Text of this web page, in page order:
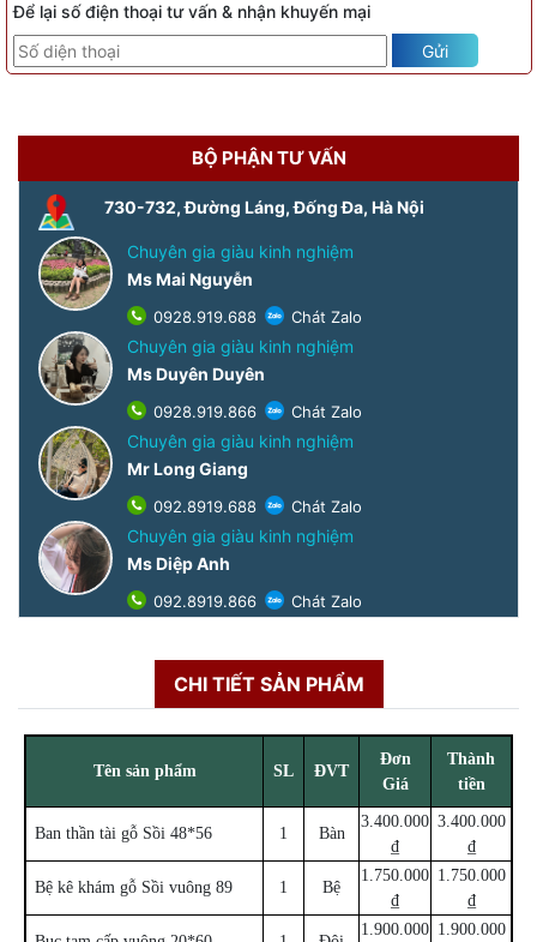
Để lại số điện thoại tư vấn & nhận khuyến mại
Gửi
BỘ PHẬN TƯ VẤN
730-732, Đường Láng, Đống Đa, Hà Nội
Chuyên gia giàu kinh nghiệm
Ms Mai Nguyễn
0928.919.688 Chát Zalo
Chuyên gia giàu kinh nghiệm
Ms Duyên Duyên
0928.919.866 Chát Zalo
Chuyên gia giàu kinh nghiệm
Mr Long Giang
092.8919.688 Chát Zalo
Chuyên gia giàu kinh nghiệm
Ms Diệp Anh
092.8919.866 Chát Zalo
CHI TIẾT SẢN PHẨM
Tên sản phẩm SL ĐVT
Đơn
Giá
Thành
tiền
Ban thần tài gỗ Sồi 48*56 1 Bàn
3.400.000
₫
3.400.000
₫
Bệ kê khám gỗ Sồi vuông 89 1 Bệ
1.750.000
₫
1.750.000
₫
1.900.000 1.900.000